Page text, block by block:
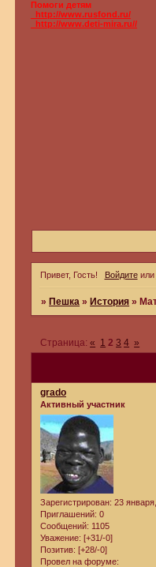
Помоги детям
_http://www.rusfond.ru/
_http://www.deti-mira.ru//
Привет, Гость! Войдитеили
» Пешка » История »
Страница:« 1 2 3 4 »
grado
Активный участник
Зарегистрирован: 23
Приглашений: 0
Сообщений: 1105
Уважение: [+31/-0]
Позитив: [+28/-0]
Провел на форуме: